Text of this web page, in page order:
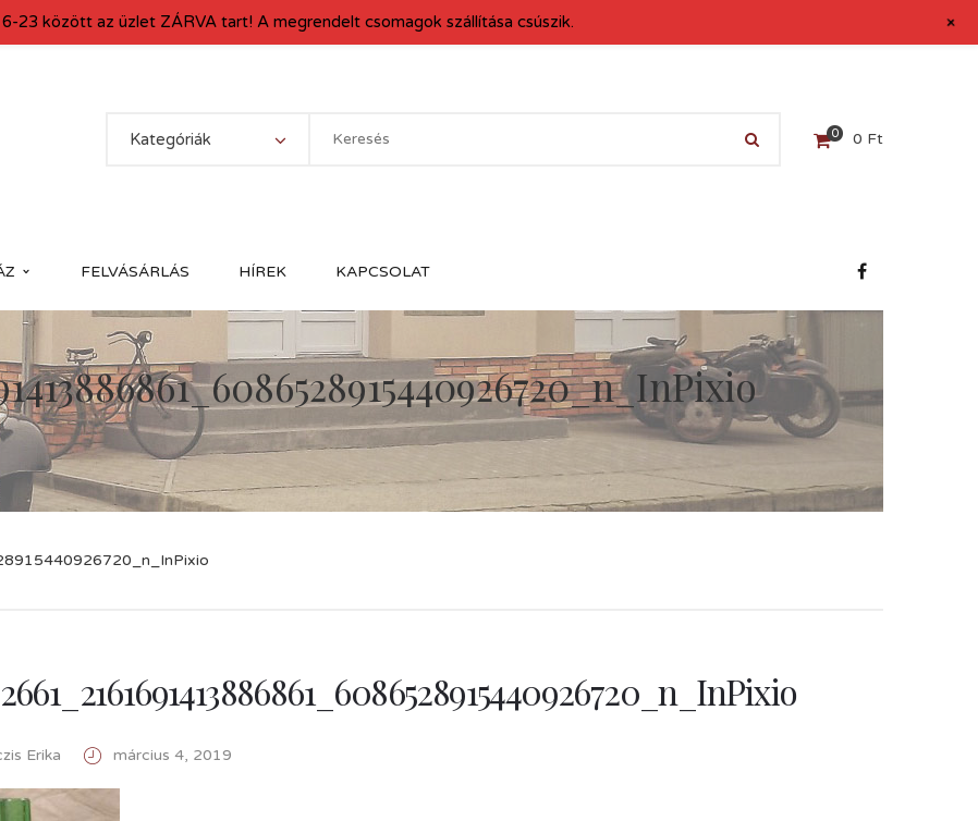
Kategóriák 0 0 Ft
FELVÁSÁRLÁS HÍREK KAPCSOLAT
Erika március 4, 2019
23 között az üzlet ZÁRVA tart! A megrendelt csomagok szállítása csúszik. +